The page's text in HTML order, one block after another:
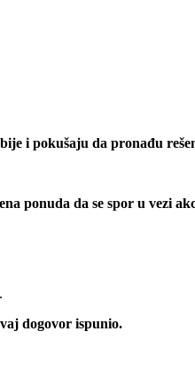
i pokušaju da pronađu
ponuda da se spor u vezi
dogovor ispunio.